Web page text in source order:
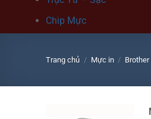
Chip Mực
Trang chủ / Mực in / Brother